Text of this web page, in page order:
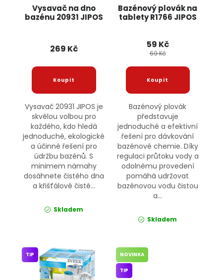
Vysavač na dno
bazénu 20931 JIPOS
269 Kč
Vysavač 20931 JIPOS je
skvělou volbou pro
každého, kdo hledá
jednoduché, ekologické
a účinné řešení pro
údržbu bazénů. S
minimem námahy
dosáhnete čistého dna
a křišťálově čisté...
Skladem
Bazénový plovák na
tablety R1766 JIPOS
59 Kč
69 Kč
Bazénový plovák
představuje
jednoduché a efektivní
řešení pro dávkování
bazénové chemie. Díky
regulaci průtoku vody a
odolnému provedení
pomáhá udržovat
bazénovou vodu čistou
a...
Skladem
TIP NOVINKA
TIP